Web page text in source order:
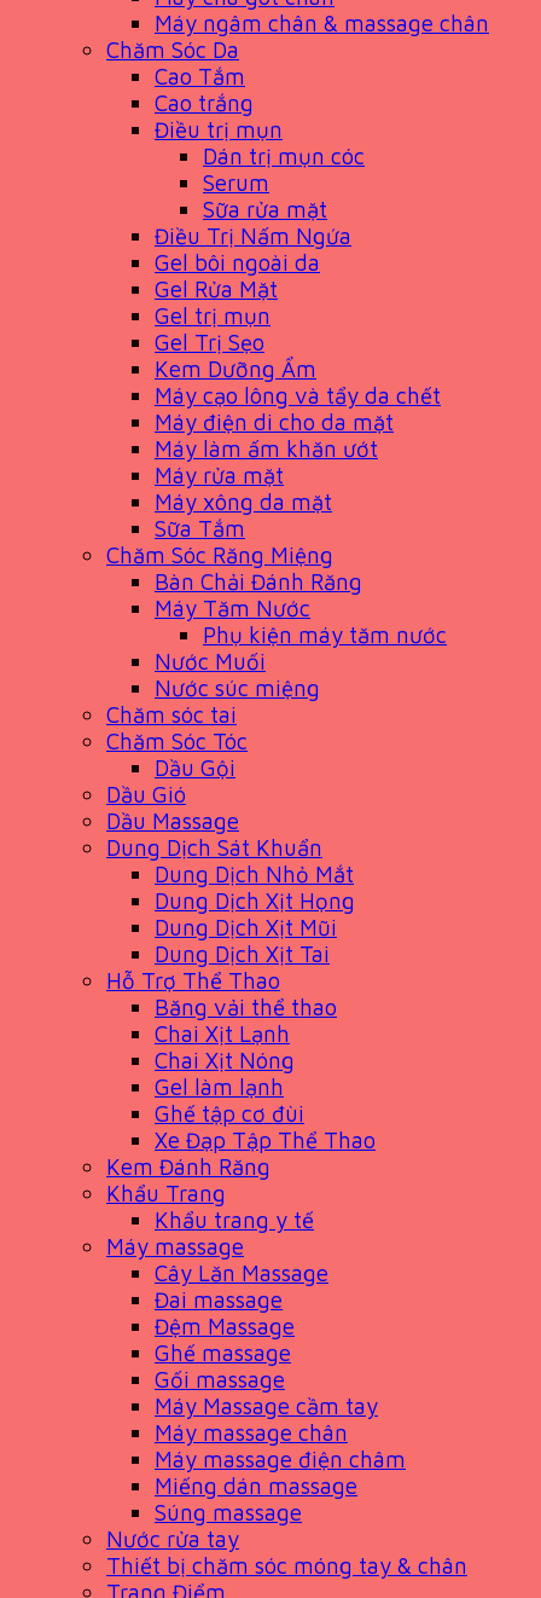
Máy ngâm chân & massage chân
Chăm Sóc Da
Cao Tắm
Cao trắng
Điều trị mụn
Dán trị mụn cóc
Serum
Sữa rửa mặt
Điều Trị Nấm Ngứa
Gel bôi ngoài da
Gel Rửa Mặt
Gel trị mụn
Gel Trị Sẹo
Kem Dưỡng Ẩm
Máy cạo lông và tẩy da chết
Máy điện di cho da mặt
Máy làm ấm khăn ướt
Máy rửa mặt
Máy xông da mặt
Sữa Tắm
Chăm Sóc Răng Miệng
Bàn Chải Đánh Răng
Máy Tăm Nước
Phụ kiện máy tăm nước
Nước Muối
Nước súc miệng
Chăm sóc tai
Chăm Sóc Tóc
Dầu Gội
Dầu Gió
Dầu Massage
Dung Dịch Sát Khuẩn
Dung Dịch Nhỏ Mắt
Dung Dịch Xịt Họng
Dung Dịch Xịt Mũi
Dung Dịch Xịt Tai
Hỗ Trợ Thể Thao
Băng vải thể thao
Chai Xịt Lạnh
Chai Xịt Nóng
Gel làm lạnh
Ghế tập cơ đùi
Xe Đạp Tập Thể Thao
Kem Đánh Răng
Khẩu Trang
Khẩu trang y tế
Máy massage
Cây Lăn Massage
Đai massage
Đệm Massage
Ghế massage
Gối massage
Máy Massage cầm tay
Máy massage chân
Máy massage điện châm
Miếng dán massage
Súng massage
Nước rửa tay
Thiết bị chăm sóc móng tay & chân
Trang Điểm